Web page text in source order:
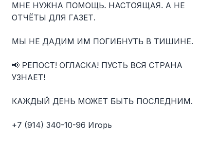
МНЕ НУЖНА ПОМОЩЬ. НАСТОЯЩАЯ. А НЕ
ОТЧЁТЫ ДЛЯ ГАЗЕТ.
МЫ НЕ ДАДИМ ИМ ПОГИБНУТЬ В ТИШИНЕ.
📢 РЕПОСТ! ОГЛАСКА! ПУСТЬ ВСЯ СТРАНА
УЗНАЕТ!
КАЖДЫЙ ДЕНЬ МОЖЕТ БЫТЬ ПОСЛЕДНИМ.
+7 (914) 340-10-96 Игорь